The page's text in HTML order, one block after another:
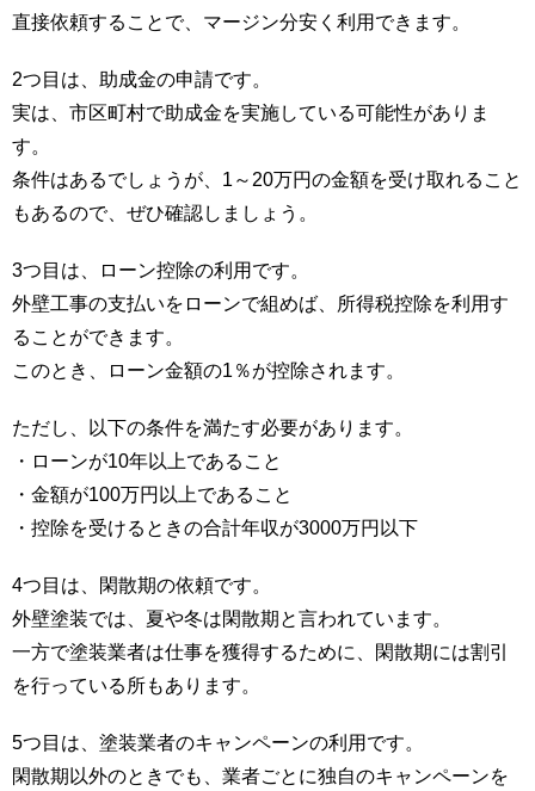
直接依頼することで、マージン分安く利用できます。
2つ目は、助成金の申請です。
実は、市区町村で助成金を実施している可能性がありま
す。
条件はあるでしょうが、1～20万円の金額を受け取れること
もあるので、ぜひ確認しましょう。
3つ目は、ローン控除の利用です。
外壁工事の支払いをローンで組めば、所得税控除を利用す
ることができます。
このとき、ローン金額の1％が控除されます。
ただし、以下の条件を満たす必要があります。
・ローンが10年以上であること
・金額が100万円以上であること
・控除を受けるときの合計年収が3000万円以下
4つ目は、閑散期の依頼です。
外壁塗装では、夏や冬は閑散期と言われています。
一方で塗装業者は仕事を獲得するために、閑散期には割引
を行っている所もあります。
5つ目は、塗装業者のキャンペーンの利用です。
閑散期以外のときでも、業者ごとに独自のキャンペーンを